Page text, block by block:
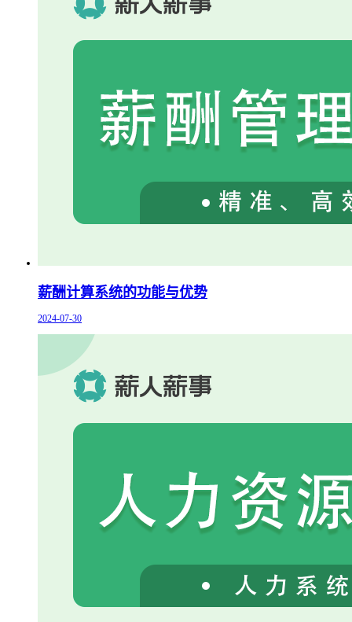
薪酬计算系统的功能与优势
2024-07-30